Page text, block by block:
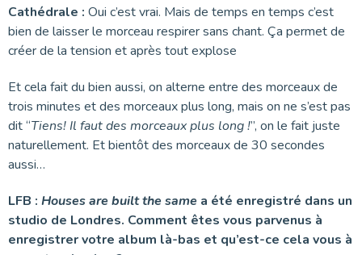
Cathédrale : Oui c’est vrai. Mais de temps en temps c’est
bien de laisser le morceau respirer sans chant. Ça permet de
créer de la tension et après tout explose
Et cela fait du bien aussi, on alterne entre des morceaux de
trois minutes et des morceaux plus long, mais on ne s’est pas
dit “Tiens! Il faut des morceaux plus long !”, on le fait juste
naturellement. Et bientôt des morceaux de 30 secondes
aussi…
LFB : Houses are built the same a été enregistré dans un
studio de Londres. Comment êtes vous parvenus à
enregistrer votre album là-bas et qu’est-ce cela vous à